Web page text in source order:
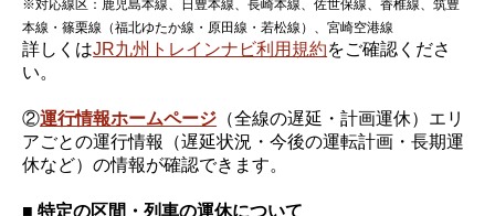
※対応線区：鹿児島本線、日豊本線、長崎本線、佐世保線、香椎線、筑豊
本線・篠栗線（福北ゆたか線・原田線・若松線）、宮崎空港線
詳しくはJR九州トレインナビ利用規約をご確認くださ
い。
②運行情報ホームページ （全線の遅延・計画運休）エリ
アごとの運行情報（遅延状況・今後の運転計画・長期運
休など）の情報が確認できます。
■ 特定の区間・列車の運休について